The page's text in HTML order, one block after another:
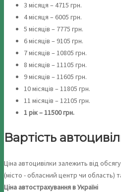
3 місяця – 4715 грн.
4 місяця – 6005 грн.
5 місяців – 7775 грн.
6 місяців – 9105 грн.
7 місяців – 10805 грн.
8 місяців – 11105 грн.
9 місяців – 11605 грн.
10 місяців – 11805 грн.
11 місяців – 12105 грн.
1 рік – 11500 грн.
Вартість
Ціна автоцивілки залежить від
(місто - обласний центр чи область)
Ціна автострахування в Україні